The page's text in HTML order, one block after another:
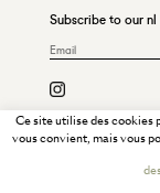
Subscribe to our nl
Ce site utilise des cookies
vous convient, mais vous